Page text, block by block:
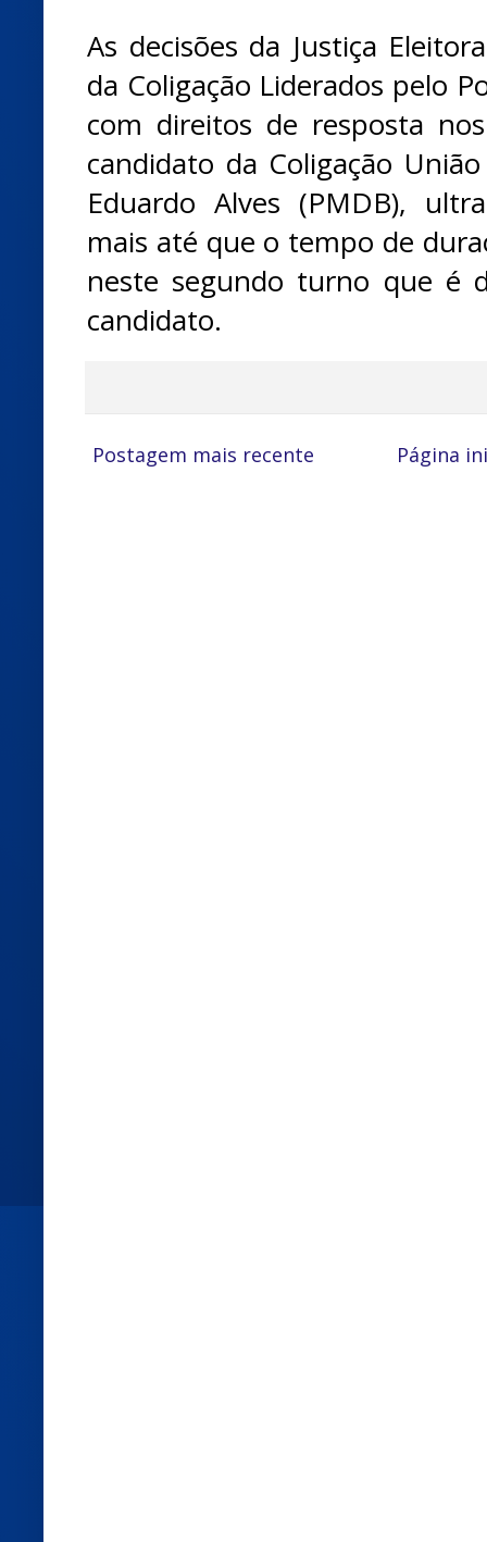
As decisões da Justiça
da Coligação Liderados pelo
com direitos de resposta
candidato da Coligação
Eduardo Alves (PMDB),
mais até que o tempo de
neste segundo turno que é
candidato.
Postagem mais recente Página